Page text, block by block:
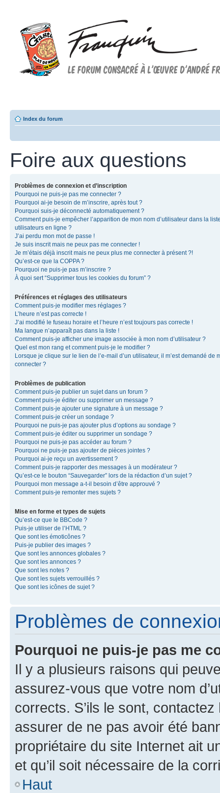
Index du forum
Foire aux questions
Problèmes de connexion et d’inscription
Pourquoi ne puis-je pas me connecter ?
Pourquoi ai-je besoin de m’inscrire, après tout ?
Pourquoi suis-je déconnecté automatiquement ?
Comment puis-je empêcher l’apparition de mon nom d’utilisateur dans la
utilisateurs en ligne ?
J’ai perdu mon mot de passe !
Je suis inscrit mais ne peux pas me connecter !
Je m’étais déjà inscrit mais ne peux plus me connecter à présent ?!
Qu’est-ce que la COPPA ?
Pourquoi ne puis-je pas m’inscrire ?
À quoi sert “Supprimer tous les cookies du forum” ?
Préférences et réglages des utilisateurs
Comment puis-je modifier mes réglages ?
L’heure n’est pas correcte !
J’ai modifié le fuseau horaire et l’heure n’est toujours pas correcte !
Ma langue n’apparaît pas dans la liste !
Comment puis-je afficher une image associée à mon nom d’utilisateur ?
Quel est mon rang et comment puis-je le modifier ?
Lorsque je clique sur le lien de l’e-mail d’un utilisateur, il m’est demandé de
connecter ?
Problèmes de publication
Comment puis-je publier un sujet dans un forum ?
Comment puis-je éditer ou supprimer un message ?
Comment puis-je ajouter une signature à un message ?
Comment puis-je créer un sondage ?
Pourquoi ne puis-je pas ajouter plus d’options au sondage ?
Comment puis-je éditer ou supprimer un sondage ?
Pourquoi ne puis-je pas accéder au forum ?
Pourquoi ne puis-je pas ajouter de pièces jointes ?
Pourquoi ai-je reçu un avertissement ?
Comment puis-je rapporter des messages à un modérateur ?
Qu’est-ce le bouton “Sauvegarder” lors de la rédaction d’un sujet ?
Pourquoi mon message a-t-il besoin d’être approuvé ?
Comment puis-je remonter mes sujets ?
Mise en forme et types de sujets
Qu’est-ce que le BBCode ?
Puis-je utiliser de l’HTML ?
Que sont les émoticônes ?
Puis-je publier des images ?
Que sont les annonces globales ?
Que sont les annonces ?
Que sont les notes ?
Que sont les sujets verrouillés ?
Que sont les icônes de sujet ?
Problèmes de
Pourquoi ne puis-je pas me
Il y a plusieurs raisons qui
assurez-vous que votre nom
corrects. S’ils le sont,
assurer de ne pas avoir été
propriétaire du site Internet ait
et qu’il soit nécessaire de la
Haut